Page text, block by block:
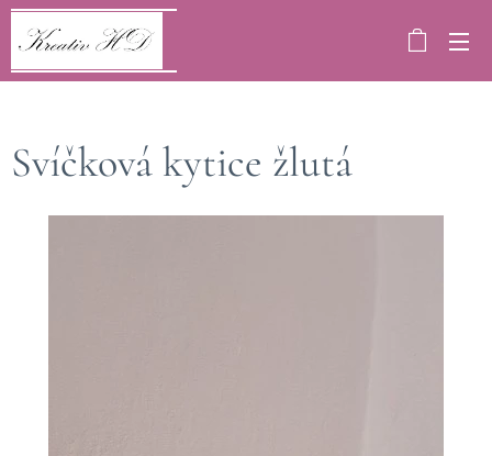
Svíčková kytice žlutá